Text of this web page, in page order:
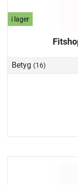
i lager
Betyg (16)